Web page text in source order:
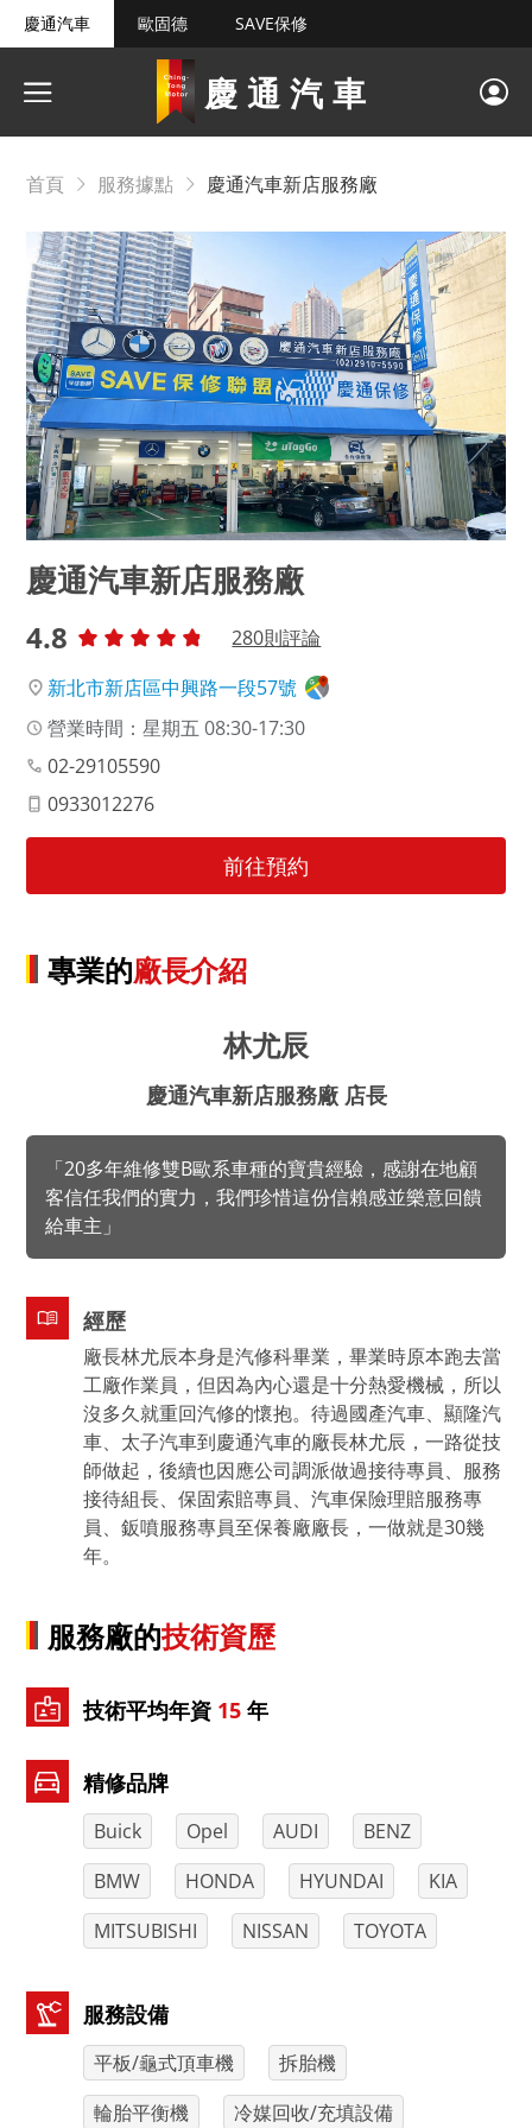
慶通汽車 歐固德 SAVE保修
慶通汽車
首頁 服務據點 慶通汽車新店服務廠
慶通汽車新店服務廠
4.8 280則評論
新北市新店區中興路一段57號
營業時間：星期五 08:30-17:30
02-29105590
0933012276
前往預約
專業的廠長介紹
林尤辰
慶通汽車新店服務廠 店長
「20多年維修雙B歐系車種的寶貴經驗，感謝在地顧
客信任我們的實力，我們珍惜這份信賴感並樂意回饋
給車主」
經歷
廠長林尤辰本身是汽修科畢業，畢業時原本跑去當
工廠作業員，但因為內心還是十分熱愛機械，所以
沒多久就重回汽修的懷抱。待過國產汽車、顯隆汽
車、太子汽車到慶通汽車的廠長林尤辰，一路從技
師做起，後續也因應公司調派做過接待專員、服務
接待組長、保固索賠專員、汽車保險理賠服務專
員、鈑噴服務專員至保養廠廠長，一做就是30幾
年。
服務廠的技術資歷
技術平均年資 15 年
精修品牌
Buick Opel AUDI
BENZ
BMW
HONDA HYUNDAI
KIA
MITSUBISHI
NISSAN TOYOTA
服務設備
平板/龜式頂車機
拆胎機
輪胎平衡機
冷媒回收/充填設備